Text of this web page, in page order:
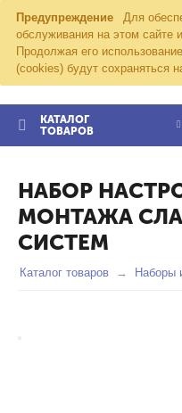
Предупреждение
Для
обслуживания на этом сайте
Продолжая его
(cookies) будут сохраняться
КАТАЛОГ
ТОВАРОВ
НАБОР
МОНТАЖА
СИСТЕМ
Каталог товаров Наборы